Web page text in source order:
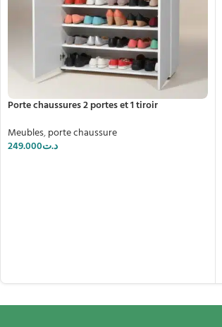
Porte chaussures 2 portes et 1 tiroir
Meubles,porte chaussure
د.ت249.000